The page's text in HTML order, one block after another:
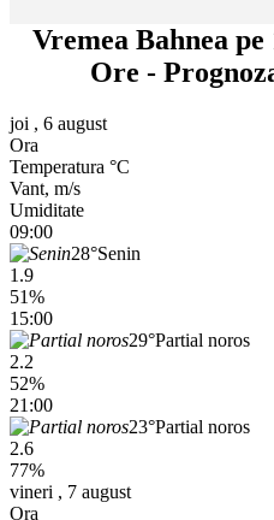
Vremea Bahnea
Ore -
joi , 6 august
Ora
Temperatura °C
Vant, m/s
Umiditate
09:00
28°Senin
1.9
51%
15:00
29°Partial noros
2.2
52%
21:00
23°Partial noros
2.6
77%
vineri , 7 august
Ora